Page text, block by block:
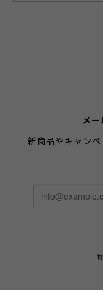
メ
新商品やキャン